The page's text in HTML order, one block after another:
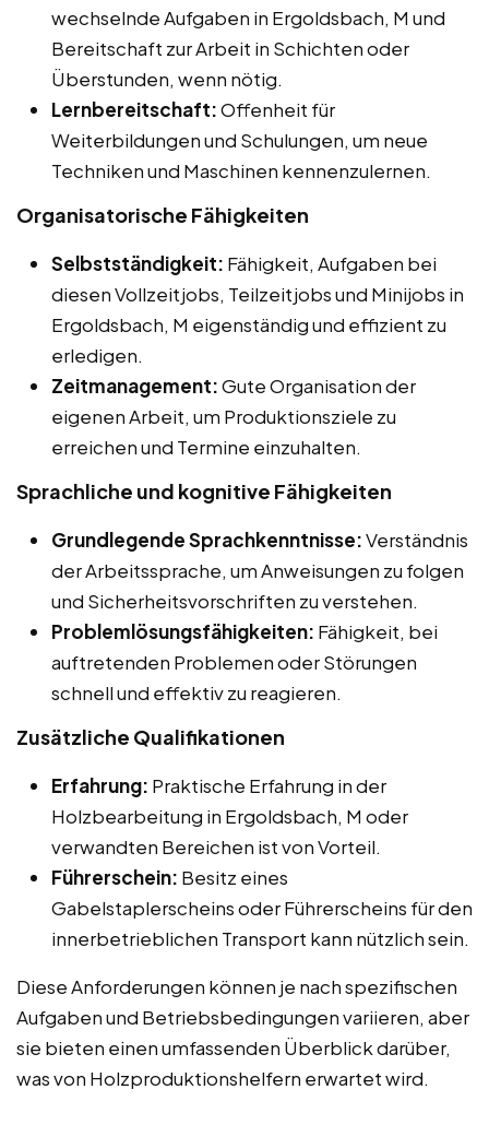
wechselnde Aufgaben in Ergoldsbach, M und
Bereitschaft zur Arbeit in Schichten oder
Überstunden, wenn nötig.
Lernbereitschaft:Offenheit für
Weiterbildungen und Schulungen, um neue
Techniken und Maschinen kennenzulernen.
Organisatorische Fähigkeiten
Selbstständigkeit: Fähigkeit, Aufgaben bei
diesen Vollzeitjobs, Teilzeitjobs und Minijobs in
Ergoldsbach, M eigenständig und effizient zu
erledigen.
Zeitmanagement:Gute Organisation der
eigenen Arbeit, um Produktionsziele zu
erreichen und Termine einzuhalten.
Sprachliche und kognitive Fähigkeiten
Grundlegende Sprachkenntnisse:Verständnis
der Arbeitssprache, um Anweisungen zu folgen
und Sicherheitsvorschriften zu verstehen.
Problemlösungsfähigkeiten: Fähigkeit, bei
auftretenden Problemen oder Störungen
schnell und effektiv zu reagieren.
Zusätzliche Qualifikationen
Erfahrung: Praktische Erfahrung in der
Holzbearbeitung in Ergoldsbach, M oder
verwandten Bereichen ist von Vorteil.
Führerschein: Besitz eines
Gabelstaplerscheins oder Führerscheins für den
innerbetrieblichen Transport kann nützlich sein.
Diese Anforderungen können je nach spezifischen
Aufgaben und Betriebsbedingungen variieren, aber
sie bieten einen umfassenden Überblick darüber,
was von Holzproduktionshelfern erwartet wird.